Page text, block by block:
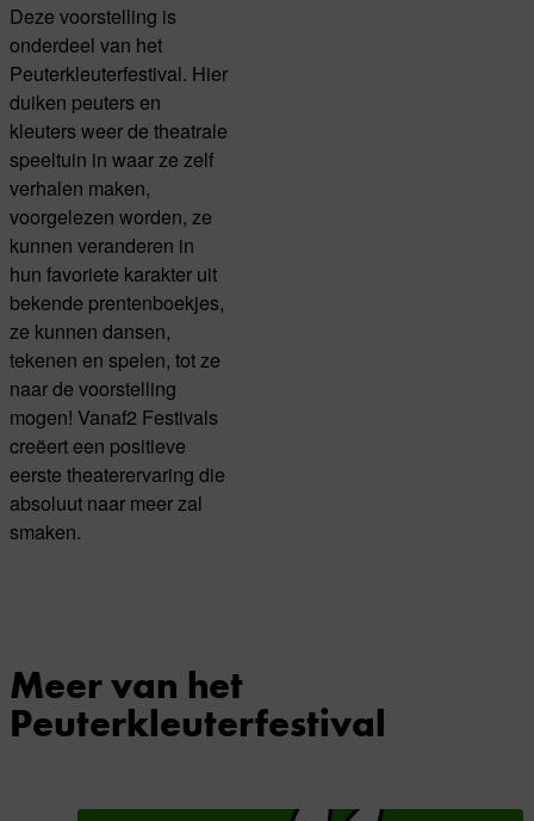
Deze voorstelling is
onderdeel van het
Peuterkleuterfestival. Hier
duiken peuters en
kleuters weer de theatrale
speeltuin in waar ze zelf
verhalen maken,
voorgelezen worden, ze
kunnen veranderen in
hun favoriete karakter uit
bekende prentenboekjes,
ze kunnen dansen,
tekenen en spelen, tot ze
naar de voorstelling
mogen! Vanaf2 Festivals
creëert een positieve
eerste theaterervaring die
absoluut naar meer zal
smaken.
Meer van het
Peuterkleuterfestival